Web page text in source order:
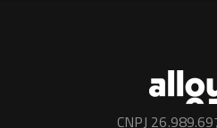
CNPJ